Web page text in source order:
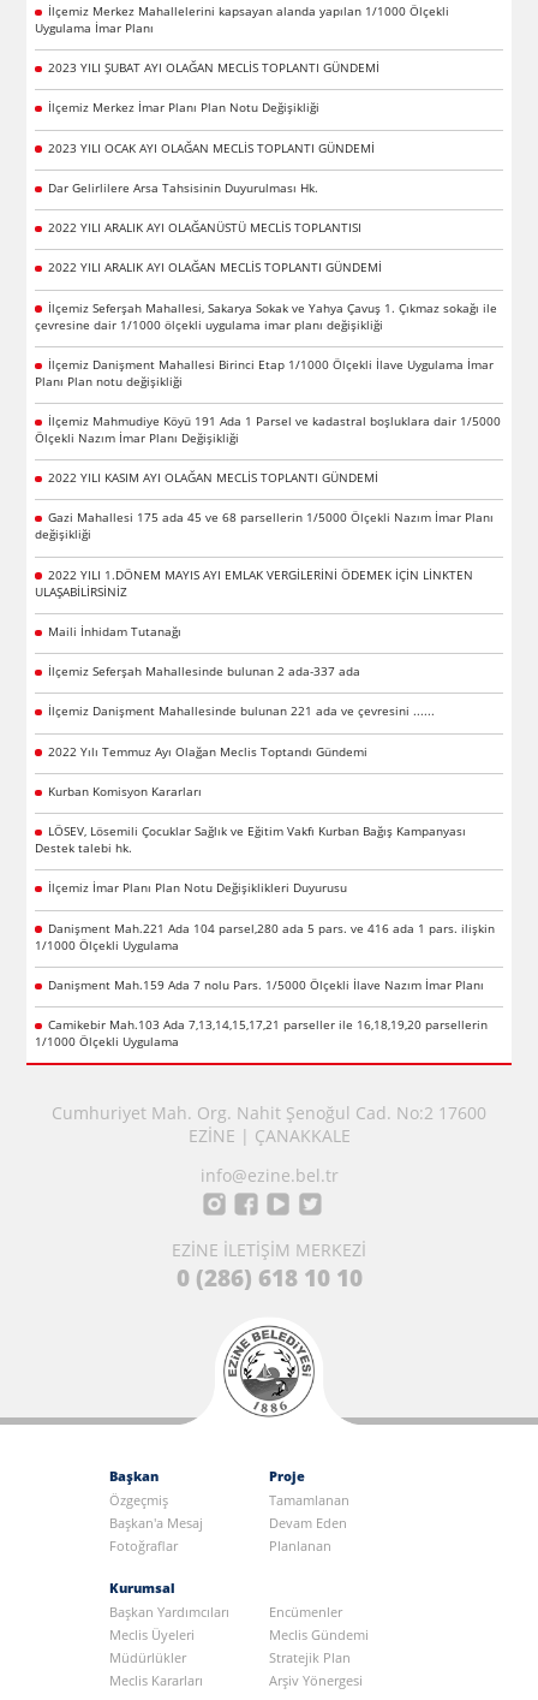
İlçemiz Merkez Mahallelerini kapsayan alanda yapılan 1/1000 Ölçekli
Uygulama İmar Planı
2023 YILI ŞUBAT AYI OLAĞAN MECLİS TOPLANTI GÜNDEMİ
İlçemiz Merkez İmar Planı Plan Notu Değişikliği
2023 YILI OCAK AYI OLAĞAN MECLİS TOPLANTI GÜNDEMİ
Dar Gelirlilere Arsa Tahsisinin Duyurulması Hk.
2022 YILI ARALIK AYI OLAĞANÜSTÜ MECLİS TOPLANTISI
2022 YILI ARALIK AYI OLAĞAN MECLİS TOPLANTI GÜNDEMİ
İlçemiz Seferşah Mahallesi, Sakarya Sokak ve Yahya Çavuş 1. Çıkmaz sokağı ile
çevresine dair 1/1000 ölçekli uygulama imar planı değişikliği
İlçemiz Danişment Mahallesi Birinci Etap 1/1000 Ölçekli İlave Uygulama İmar
Planı Plan notu değişikliği
İlçemiz Mahmudiye Köyü 191 Ada 1 Parsel ve kadastral boşluklara dair 1/5000
Ölçekli Nazım İmar Planı Değişikliği
2022 YILI KASIM AYI OLAĞAN MECLİS TOPLANTI GÜNDEMİ
Gazi Mahallesi 175 ada 45 ve 68 parsellerin 1/5000 Ölçekli Nazım İmar Planı
değişikliği
2022 YILI 1.DÖNEM MAYIS AYI EMLAK VERGİLERİNİ ÖDEMEK İÇİN LİNKTEN
ULAŞABİLİRSİNİZ
Maili İnhidam Tutanağı
İlçemiz Seferşah Mahallesinde bulunan 2 ada-337 ada
İlçemiz Danişment Mahallesinde bulunan 221 ada ve çevresini ......
2022 Yılı Temmuz Ayı Olağan Meclis Toptandı Gündemi
Kurban Komisyon Kararları
LÖSEV, Lösemili Çocuklar Sağlık ve Eğitim Vakfı Kurban Bağış Kampanyası
Destek talebi hk.
İlçemiz İmar Planı Plan Notu Değişiklikleri Duyurusu
Danişment Mah.221 Ada 104 parsel,280 ada 5 pars. ve 416 ada 1 pars. ilişkin
1/1000 Ölçekli Uygulama
Danişment Mah.159 Ada 7 nolu Pars. 1/5000 Ölçekli İlave Nazım İmar Planı
Camikebir Mah.103 Ada 7,13,14,15,17,21 parseller ile 16,18,19,20 parsellerin
1/1000 Ölçekli Uygulama
Cumhuriyet Mah. Org. Nahit Şenoğul Cad. No:2 17600
EZİNE | ÇANAKKALE
info@ezine.bel.tr
EZİNE İLETİŞİM MERKEZİ
0 (286) 618 10 10
Başkan
Özgeçmiş
Başkan'a Mesaj
Fotoğraflar
Proje
Tamamlanan
Devam Eden
Planlanan
Kurumsal
Başkan Yardımcıları
Encümenler
Meclis Üyeleri
Meclis Gündemi
Müdürlükler
Stratejik Plan
Meclis Kararları
Arşiv Yönergesi